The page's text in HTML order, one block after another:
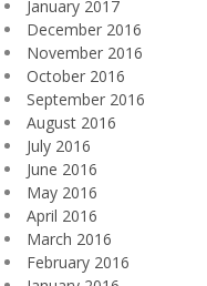
January 2017
December 2016
November 2016
October 2016
September 2016
August 2016
July 2016
June 2016
May 2016
April 2016
March 2016
February 2016